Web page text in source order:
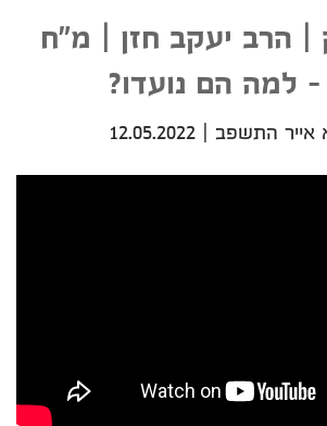
| הרב יעקב חזן | מ"ח
- למה הם נועדו?
אייר התשפב |
12.05.2022